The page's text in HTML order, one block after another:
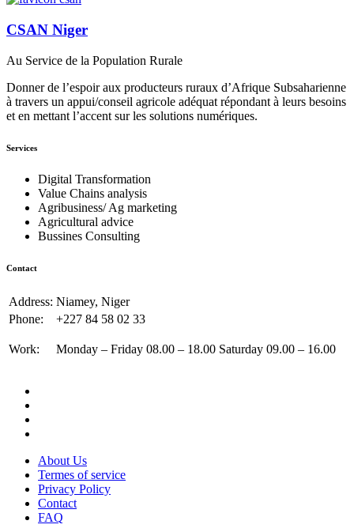
CSAN Niger
Au Service de la Population Rurale
Donner de l’espoir aux producteurs ruraux d’Afrique Subsaharienne
à travers un appui/conseil agricole adéquat répondant à leurs besoins
et en mettant l’accent sur les solutions numériques.
Services
Digital Transformation
Value Chains analysis
Agribusiness/ Ag marketing
Agricultural advice
Bussines Consulting
Contact
Address: Niamey, Niger
Phone:
+227 84 58 02 33
Work: Monday – Friday 08.00 – 18.00 Saturday 09.00 – 16.00
About Us
Termes of service
Privacy Policy
Contact
FAQ